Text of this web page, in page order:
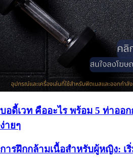
บอดี้เวท คืออะไร พร้อม 5 ท่าออ
ง่ายๆ
การฝึกกล้ามเนื้อสำหรับผู้หญิง: